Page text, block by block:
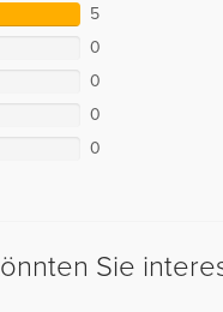
5
0
0
0
0
Sie